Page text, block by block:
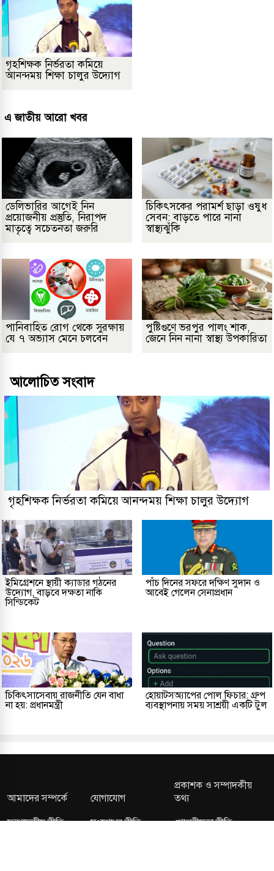
গৃহশিক্ষক নির্ভরতা কমিয়ে
আনন্দময় শিক্ষা চালুর উদ্যোগ
এ জাতীয় আরো খবর
ডেলিভারির আগেই নিন
প্রয়োজনীয় প্রস্তুতি, নিরাপদ
মাতৃত্বে সচেতনতা জরুরি
চিকিৎসকের পরামর্শ ছাড়া ওষুধ
সেবন: বাড়তে পারে নানা
স্বাস্থ্যঝুঁকি
পানিবাহিত রোগ থেকে সুরক্ষায়
যে ৭ অভ্যাস মেনে চলবেন
পুষ্টিগুণে ভরপুর পালং শাক,
জেনে নিন নানা স্বাস্থ্য উপকারিতা
আলোচিত সংবাদ
গৃহশিক্ষক নির্ভরতা কমিয়ে আনন্দময় শিক্ষা চালুর উদ্যোগ
ইমিগ্রেশনে স্থায়ী ক্যাডার গঠনের
উদ্যোগ, বাড়বে দক্ষতা নাকি
সিন্ডিকেট
পাঁচ দিনের সফরে দক্ষিণ সুদান ও
আবেই গেলেন সেনাপ্রধান
চিকিৎসাসেবায় রাজনীতি যেন বাধা
না হয়: প্রধানমন্ত্রী
হোয়াটসঅ্যাপের পোল ফিচার: গ্রুপ
ব্যবস্থাপনায় সময় সাশ্রয়ী একটি টুল
আমাদের সম্পর্কে যোগাযোগ
প্রকাশক ও সম্পাদকীয়
তথ্য
সম্পাদকীয় নীতি
সংশোধন নীতি গোপনীয়তা নীতি